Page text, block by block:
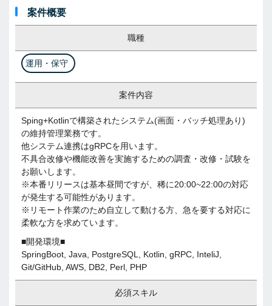
案件概要
職種
運用・保守
案件内容
Sping+Kotlinで構築されたシステム(画面・バッチ処理あり)
の維持管理業務です。
他システム連携はgRPCを用います。
不具合改修や機能改善を実施するための調査・改修・試験を
お願いします。
※本番リリースは基本昼間ですが、稀に20:00~22:00の対応
が発生する可能性があります。
※リモート作業のため自立して動ける方、急を要する対応に
柔軟な方を求めています。
■開発環境■
SpringBoot, Java, PostgreSQL, Kotlin, gRPC, InteliJ,
Git/GitHub, AWS, DB2, Perl, PHP
必須スキル